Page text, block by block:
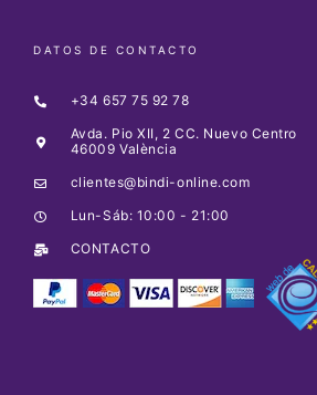
DATOS DE CONTACTO
+34 657 75 92 78
Avda. Pio XII, 2 CC. Nuevo Centro
46009 València
clientes@bindi-online.com
Lun-Sáb: 10:00 - 21:00
CONTACTO